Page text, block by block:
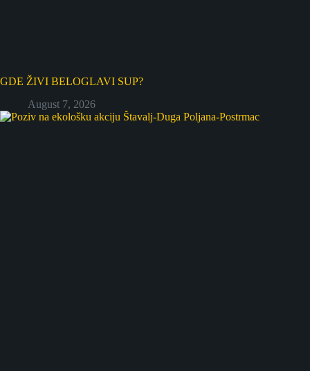
GDE ŽIVI BELOGLAVI SUP?
August 7, 2026